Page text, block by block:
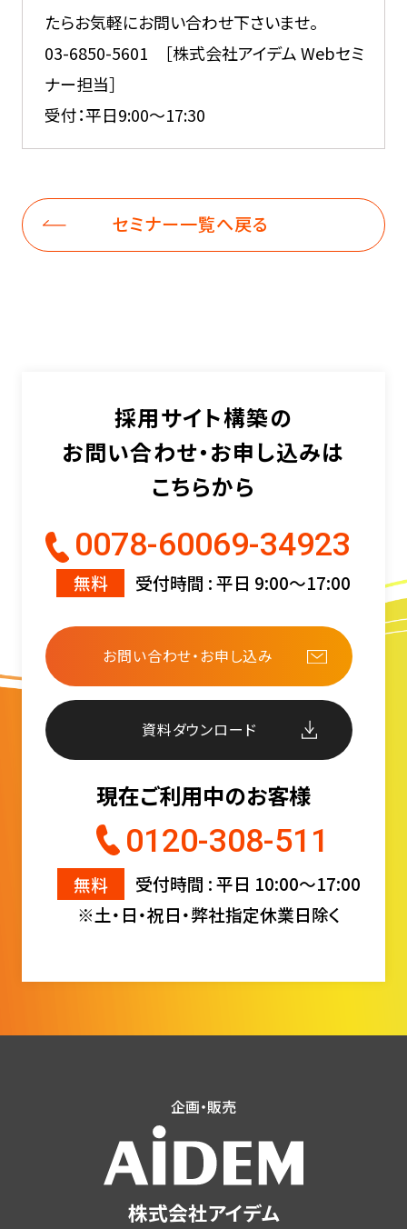
たらお気軽にお問い合わせ下さいませ。
03-6850-5601 ［株式会社アイデム Webセミ
ナー担当］
受付：平日9:00～17:30
セミナー一覧へ戻る
採用サイト構築の
お問い合わせ・お申し込みは
こちらから
0078-60069-34923
無料 受付時間 : 平日 9:00〜17:00
お問い合わせ・お申し込み
資料ダウンロード
現在ご利用中のお客様
0120-308-511
無料
受付時間 : 平日 10:00〜17:00
※土・日・祝日・弊社指定休業日除く
企画・販売
株式会社アイデム